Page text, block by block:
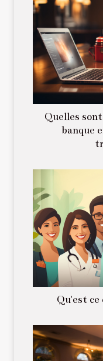
Quelles
banque
Qu'est